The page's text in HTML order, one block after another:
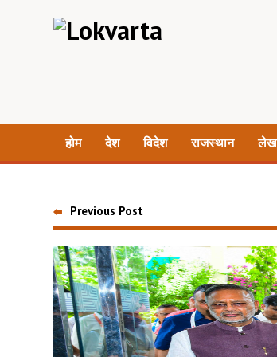
होम देश विदेश राजस्थान लेख
Previous Post